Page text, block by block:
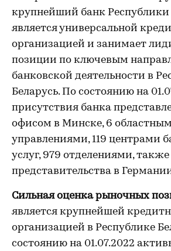
крупнейший банк Республики
является универсальной
организацией и занимает
позиции по ключевым
банковской деятельности в
Беларусь. По состоянию на
присутствия банка
офисом в Минске, 6
управлениями, 119 центрами
услуг, 979 отделениями,
представительства в
Сильная оценка рыночных
является крупнейшей
организацией в Республике
состоянию на 01.07.2022